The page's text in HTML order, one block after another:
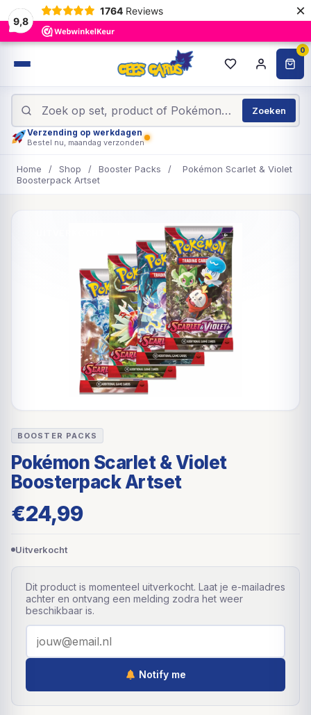
9,8
1764 Reviews ×
0
Zoeken
Verzending op werkdagen
Bestel nu, maandag verzonden
Home / Shop / Booster Packs /
Pokémon Scarlet & Violet
Boosterpack Artset
BOOSTER PACKS
Pokémon Scarlet & Violet
Boosterpack Artset
€24,99
Uitverkocht
Dit product is momenteel uitverkocht. Laat je e-mailadres
achter en ontvang een melding zodra het weer
beschikbaar is.
Notify me